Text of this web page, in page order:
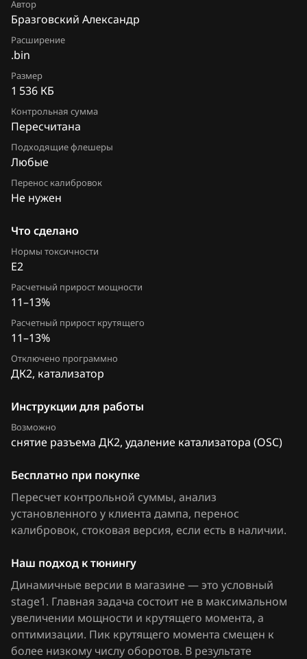
Chevrolet
Chrysler
Citroen
Daewoo
DAF
Derways
Dongfeng
Exeed
Extreme moto
FAW
Ford
Forthing
Foton
Genesis
GMC
Great Wall
Groz
Haima
Haval
М74М
М75
М86 CNG
М86 ПО ВАЗ
М86 ПО Итэлма
Я5.1.(x)
Я72+
Автор
Бразговский Александр
Расширение
.bin
Размер
1 536 КБ
Контрольная сумма
Пересчитана
Подходящие флешеры
Любые
Перенос калибровок
Не нужен
Что сделано
Нормы токсичности
E2
Расчетный прирост мощности
11–13%
Расчетный прирост крутящего
11–13%
Отключено программно
ДК2, катализатор
Инструкции для работы
Возможно
снятие разъема ДК2, удаление катализатора (OSC)
Бесплатно при покупке
Пересчет контрольной суммы, анализ
установленного у клиента дампа, перенос
калибровок, стоковая версия, если есть в наличии.
Наш подход к тюнингу
Динамичные версии в магазине — это условный
stage1. Главная задача состоит не в максимальном
увеличении мощности и крутящего момента, а
оптимизации. Пик крутящего момента смещен к
более низкому числу оборотов. В результате